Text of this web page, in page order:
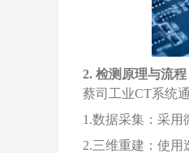
2. 检测原理与流程
蔡司工业CT系统
1.数据采集：采用
2.三维重建：使用